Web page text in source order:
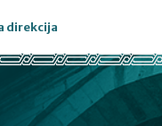
direkcija